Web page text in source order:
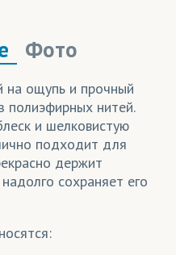
Фото
на ощупь и прочный
полиэфирных нитей.
и шелковистую
подходит для
держит
сохраняет его